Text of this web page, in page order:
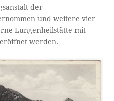
der
und weitere vier
Lungenheilstätte mit
werden.